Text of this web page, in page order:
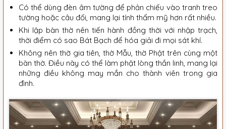
Có thể dùng đèn âm tường để phản chiếu vào tranh treo
tường hoặc câu đối, mang lại tính thẩm mỹ hơn rất nhiều.
Khi lập bàn thờ nên tiến hành đồng thời với nhập trạch,
thời điểm có sao Bát Bạch để hóa giải đi mọi sát khí.
Không nên thờ gia tiên, thờ Mẫu, thờ Phật trên cùng một
bàn thờ. Điều này có thể làm phật lòng thần linh, mang lại
những điều không may mắn cho thành viên trong gia
đình.